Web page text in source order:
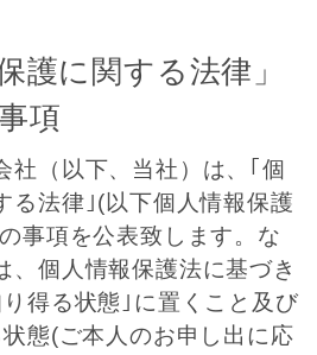
護に関する法律」
項
社（以下、当社）は、｢個
る法律｣(以下個人情報保護
事項を公表致します。な
、個人情報保護法に基づき
得る状態｣に置くこと及び
態(ご本人のお申し出に応